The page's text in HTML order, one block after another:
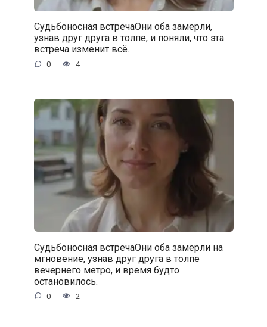
Судьбоносная встречаОни оба замерли,
узнав друг друга в толпе, и поняли, что эта
встреча изменит всё.
0 4
Судьбоносная встречаОни оба замерли на
мгновение, узнав друг друга в толпе
вечернего метро, и время будто
остановилось.
0 2